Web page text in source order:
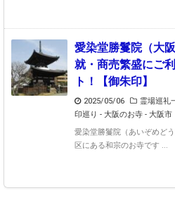
愛染堂勝鬘院（大
就・商売繁盛にご
ト！【御朱印】
2025/05/06
霊場巡礼
印巡り - 大阪のお寺 - 大阪市
愛染堂勝鬘院（あいぞめど
区にある和宗のお寺です ...